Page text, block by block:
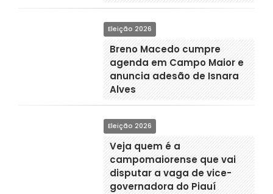
Eleição 2026
Breno Macedo cumpre
agenda em Campo Maior e
anuncia adesão de Isnara
Alves
Eleição 2026
Veja quem é a
campomaiorense que vai
disputar a vaga de vice-
governadora do Piauí